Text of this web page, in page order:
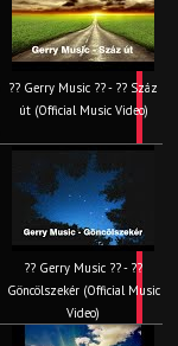
?? Gerry Music ?? - ?? Száz
út (Official Music Video)
?? Gerry Music ?? - ??
Göncölszekér (Official Music
Video)